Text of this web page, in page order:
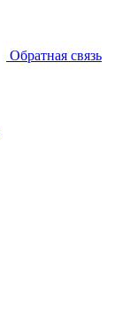
Обратная связь